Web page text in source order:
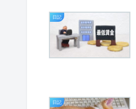
日記
日記